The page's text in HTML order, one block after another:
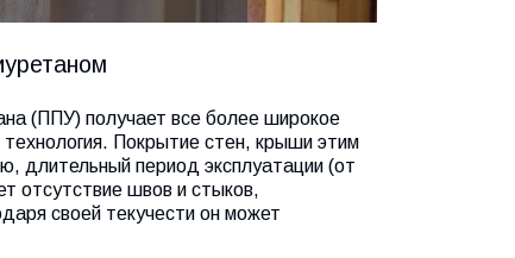
(ППУ) получает все более широкое
Покрытие стен, крыши этим
длительный период эксплуатации (от
отсутствие швов и стыков,
своей текучести он может